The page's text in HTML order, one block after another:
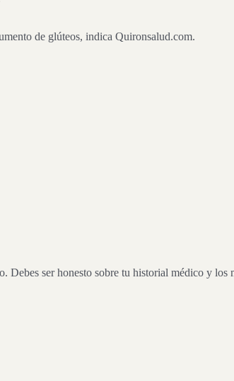
de glúteos, indica Quironsalud.com.
Debes ser honesto sobre tu historial médico y los